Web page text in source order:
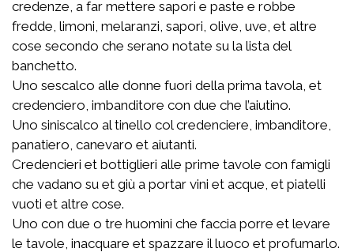
credenze, a far mettere sapori e paste e robbe
fredde, limoni, melaranzi, sapori, olive, uve, et altre
cose secondo che serano notate su la lista del
banchetto.
Uno sescalco alle donne fuori della prima tavola, et
credenciero, imbanditore con due che l’aiutino.
Uno siniscalco al tinello col credenciere, imbanditore,
panatiero, canevaro et aiutanti.
Credencieri et bottiglieri alle prime tavole con famigli
che vadano su et giù a portar vini et acque, et piatelli
vuoti et altre cose.
Uno con due o tre huomini che faccia porre et levare
le tavole, inacquare et spazzare il luoco et profumarlo.